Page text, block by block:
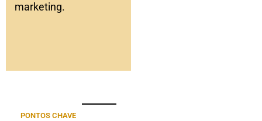
marketing.
PONTOS CHAVE